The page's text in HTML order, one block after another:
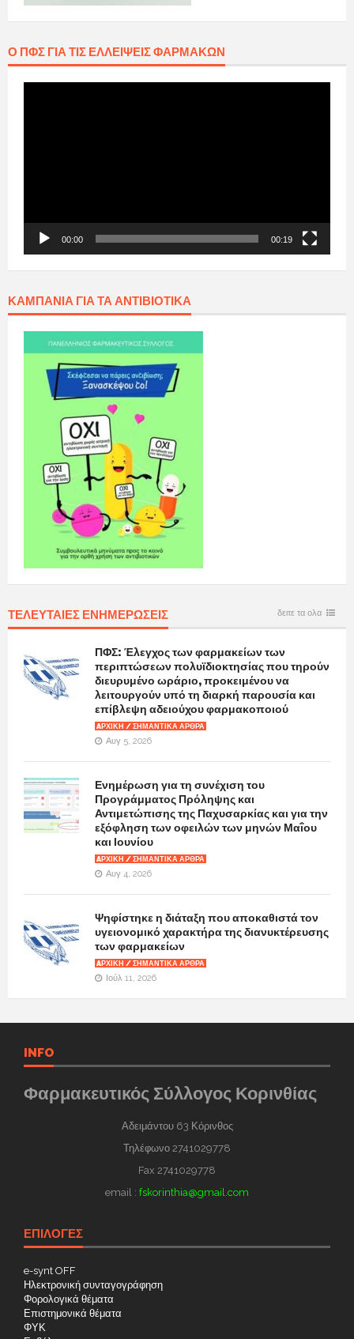
Ο ΠΦΣ ΓΙΑ ΤΙΣ ΕΛΛΕΊΨΕΙΣ ΦΑΡΜΆΚΩΝ
00:00 00:19
ΚΑΜΠΆΝΙΑ ΓΙΑ ΤΑ ΑΝΤΙΒΙΟΤΙΚΆ
ΤΕΛΕΥΤΑΙΕΣ ΕΝΗΜΕΡΩΣΕΙΣ δειτε τα ολα
ΠΦΣ: Έλεγχος των φαρμακείων των
περιπτώσεων πολυϊδιοκτησίας που τηρούν
διευρυμένο ωράριο, προκειμένου να
λειτουργούν υπό τη διαρκή παρουσία και
επίβλεψη αδειούχου φαρμακοποιού
AΡΧΙΚΉ / ΣΗΜΑΝΤΙΚΆ ΆΡΘΡΑ
Αυγ 5, 2026
Ενημέρωση για τη συνέχιση του
Προγράμματος Πρόληψης και
Αντιμετώπισης της Παχυσαρκίας και για την
εξόφληση των οφειλών των μηνών Μαΐου
και Ιουνίου
AΡΧΙΚΉ / ΣΗΜΑΝΤΙΚΆ ΆΡΘΡΑ
Αυγ 4, 2026
Ψηφίστηκε η διάταξη που αποκαθιστά τον
υγειονομικό χαρακτήρα της διανυκτέρευσης
των φαρμακείων
AΡΧΙΚΉ / ΣΗΜΑΝΤΙΚΆ ΆΡΘΡΑ
Ιούλ 11, 2026
INFO
Φαρμακευτικός Σύλλογος Κορινθίας
Αδειμάντου 63 Κόρινθος
Τηλέφωνο 2741029778
Fax 2741029778
email : fskorinthia@gmail.com
ΕΠΙΛΟΓΕΣ
e-synt OFF
Ηλεκτρονική συνταγογράφηση
Φορολογικά θέματα
Επιστημονικά θέματα
ΦΥΚ